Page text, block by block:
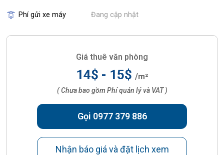
Phí gửi xe máy Đang cập nhật
Giá thuê văn phòng
14$ - 15$ /m²
( Chưa bao gồm Phí quản lý và VAT )
Gọi 0977 379 886
Nhận báo giá và đặt lịch xem